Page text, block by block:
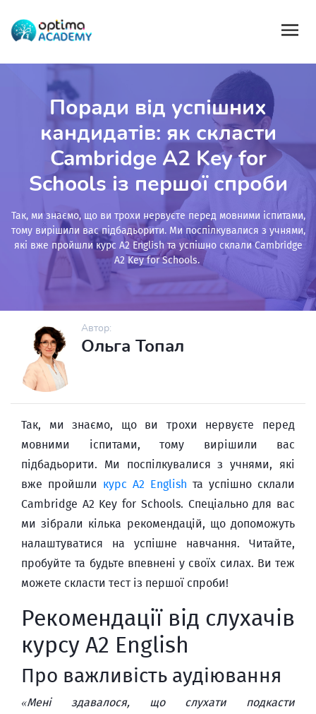
Поради від успішних
кандидатів: як скласти
Cambridge A2 Key for
Schools із першої спроби
Так, ми знаємо, що ви трохи нервуєте перед мовними іспитами,
тому вирішили вас підбадьорити. Ми поспілкувалися з учнями,
які вже пройшли курс A2 English та успішно склали Cambridge
A2 Key for Schools.
Автор:
Ольга Топал
Так, ми знаємо, що ви трохи нервуєте перед
мовними іспитами, тому вирішили вас
підбадьорити. Ми поспілкувалися з учнями, які
вже пройшли курс A2 English та успішно склали
Cambridge A2 Key for Schools. Спеціально для вас
ми зібрали кілька рекомендацій, що допоможуть
налаштуватися на успішне навчання. Читайте,
пробуйте та будьте впевнені у своїх силах. Ви теж
можете скласти тест із першої спроби!
Рекомендації від слухачів
курсу A2 English
Про важливість аудіювання
«Мені здавалося, що слухати подкасти